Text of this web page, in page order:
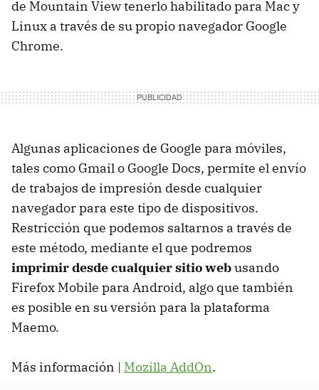
de Mountain View tenerlo habilitado para Mac y
Linux a través de su propio navegador Google
Chrome.
Algunas aplicaciones de Google para móviles,
tales como Gmail o Google Docs, permite el envío
de trabajos de impresión desde cualquier
navegador para este tipo de dispositivos.
Restricción que podemos saltarnos a través de
este método, mediante el que podremos
imprimir desde cualquier sitio webusando
Firefox Mobile para Android, algo que también
es posible en su versión para la plataforma
Maemo.
Más información | Mozilla AddOn.